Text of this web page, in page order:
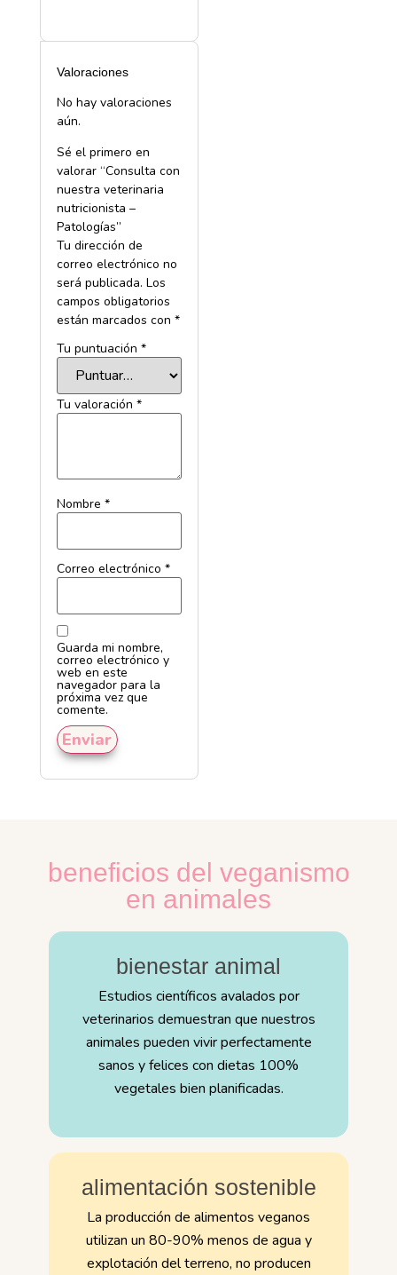
Valoraciones
No hay valoraciones
aún.
Sé el primero en
valorar “Consulta con
nuestra veterinaria
nutricionista –
Patologías”
Tu dirección de
correo electrónico no
será publicada. Los
campos obligatorios
están marcados con *
Tu puntuación *
Tu valoración *
Nombre *
Correo electrónico *
Guarda mi nombre,
correo electrónico y
web en este
navegador para la
próxima vez que
comente.
beneficios del veganismo
en animales
bienestar animal
Estudios científicos avalados por
veterinarios demuestran que nuestros
animales pueden vivir perfectamente
sanos y felices con dietas 100%
vegetales bien planificadas.
alimentación sostenible
La producción de alimentos veganos
utilizan un 80-90% menos de agua y
explotación del terreno, no producen